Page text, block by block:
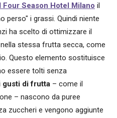
Four Season Hotel Milano il
perso" i grassi. Quindi niente
ha scelto di ottimizzare il
stessa frutta secca, come
Questo elemento sostituisce
essere tolti senza
gusti di frutta – come il
– nascono da puree
zuccheri e vengono aggiunte